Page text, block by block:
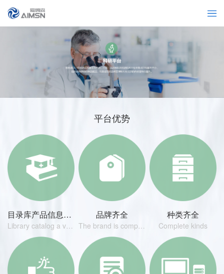
平台优势
目录库产品信息量庞大
Library catalog a vast amount of information
品牌齐全
The brand is complete
种类齐全
Complete kinds